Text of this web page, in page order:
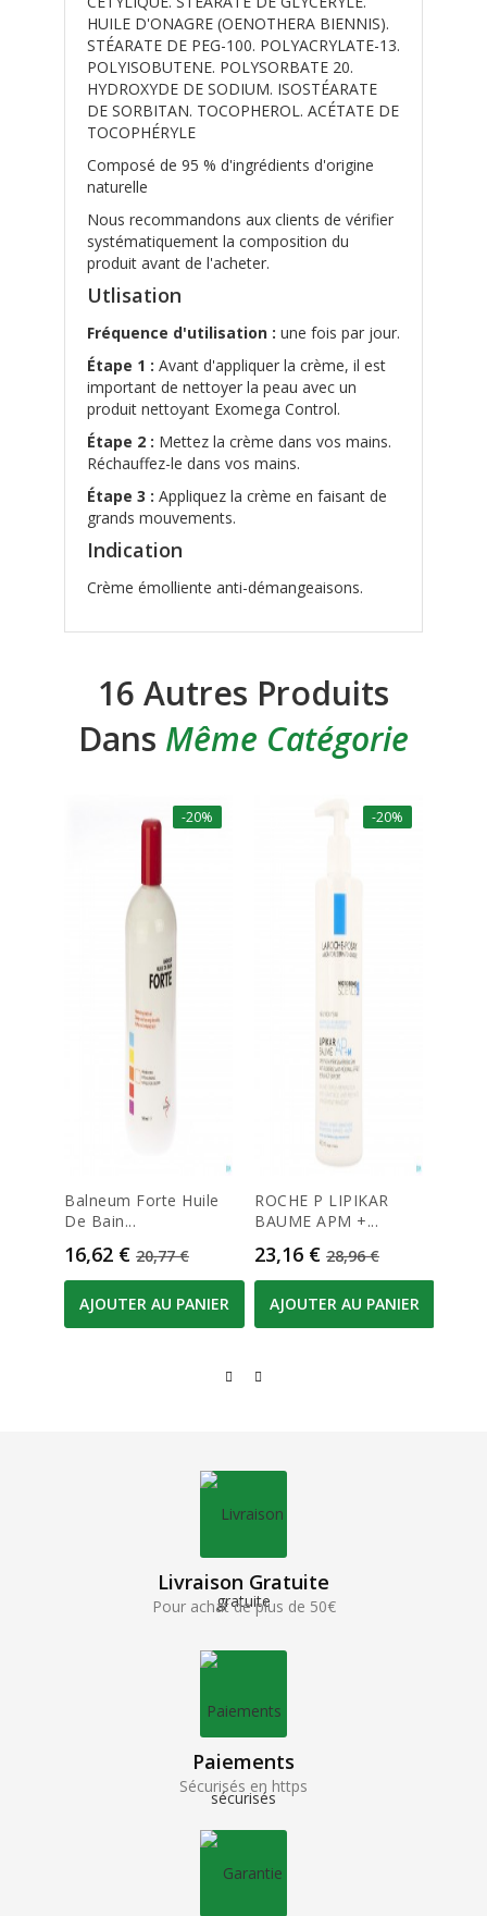
HUILE D'ONAGRE (OENOTHERA BIENNIS).
STÉARATE DE PEG-100. POLYACRYLATE-13.
POLYISOBUTENE. POLYSORBATE 20.
HYDROXYDE DE SODIUM. ISOSTÉARATE
DE SORBITAN. TOCOPHEROL. ACÉTATE DE
TOCOPHÉRYLE
Composé de 95 % d'ingrédients d'origine
naturelle
Nous recommandons aux clients de vérifier
systématiquement la composition du
produit avant de l'acheter.
Utlisation
Fréquence d'utilisation : une fois par jour.
Étape 1 : Avant d'appliquer la crème, il est
important de nettoyer la peau avec un
produit nettoyant Exomega Control.
Étape 2 : Mettez la crème dans vos mains.
Réchauffez-le dans vos mains.
Étape 3 : Appliquez la crème en faisant de
grands mouvements.
Indication
Crème émolliente anti-démangeaisons.
16 Autres Produits
Dans Même Catégorie
-20%
Balneum Forte Huile
De Bain...
Prix
16,62 € Prix de base
20,77 €
AJOUTER AU PANIER
-20%
ROCHE P LIPIKAR
BAUME APM +...
Prix
23,16 € Prix de base
28,96 €
AJOUTER AU PANIER
Livraison Gratuite
Pour achat de plus de 50€
Paiements
Sécurisés en https